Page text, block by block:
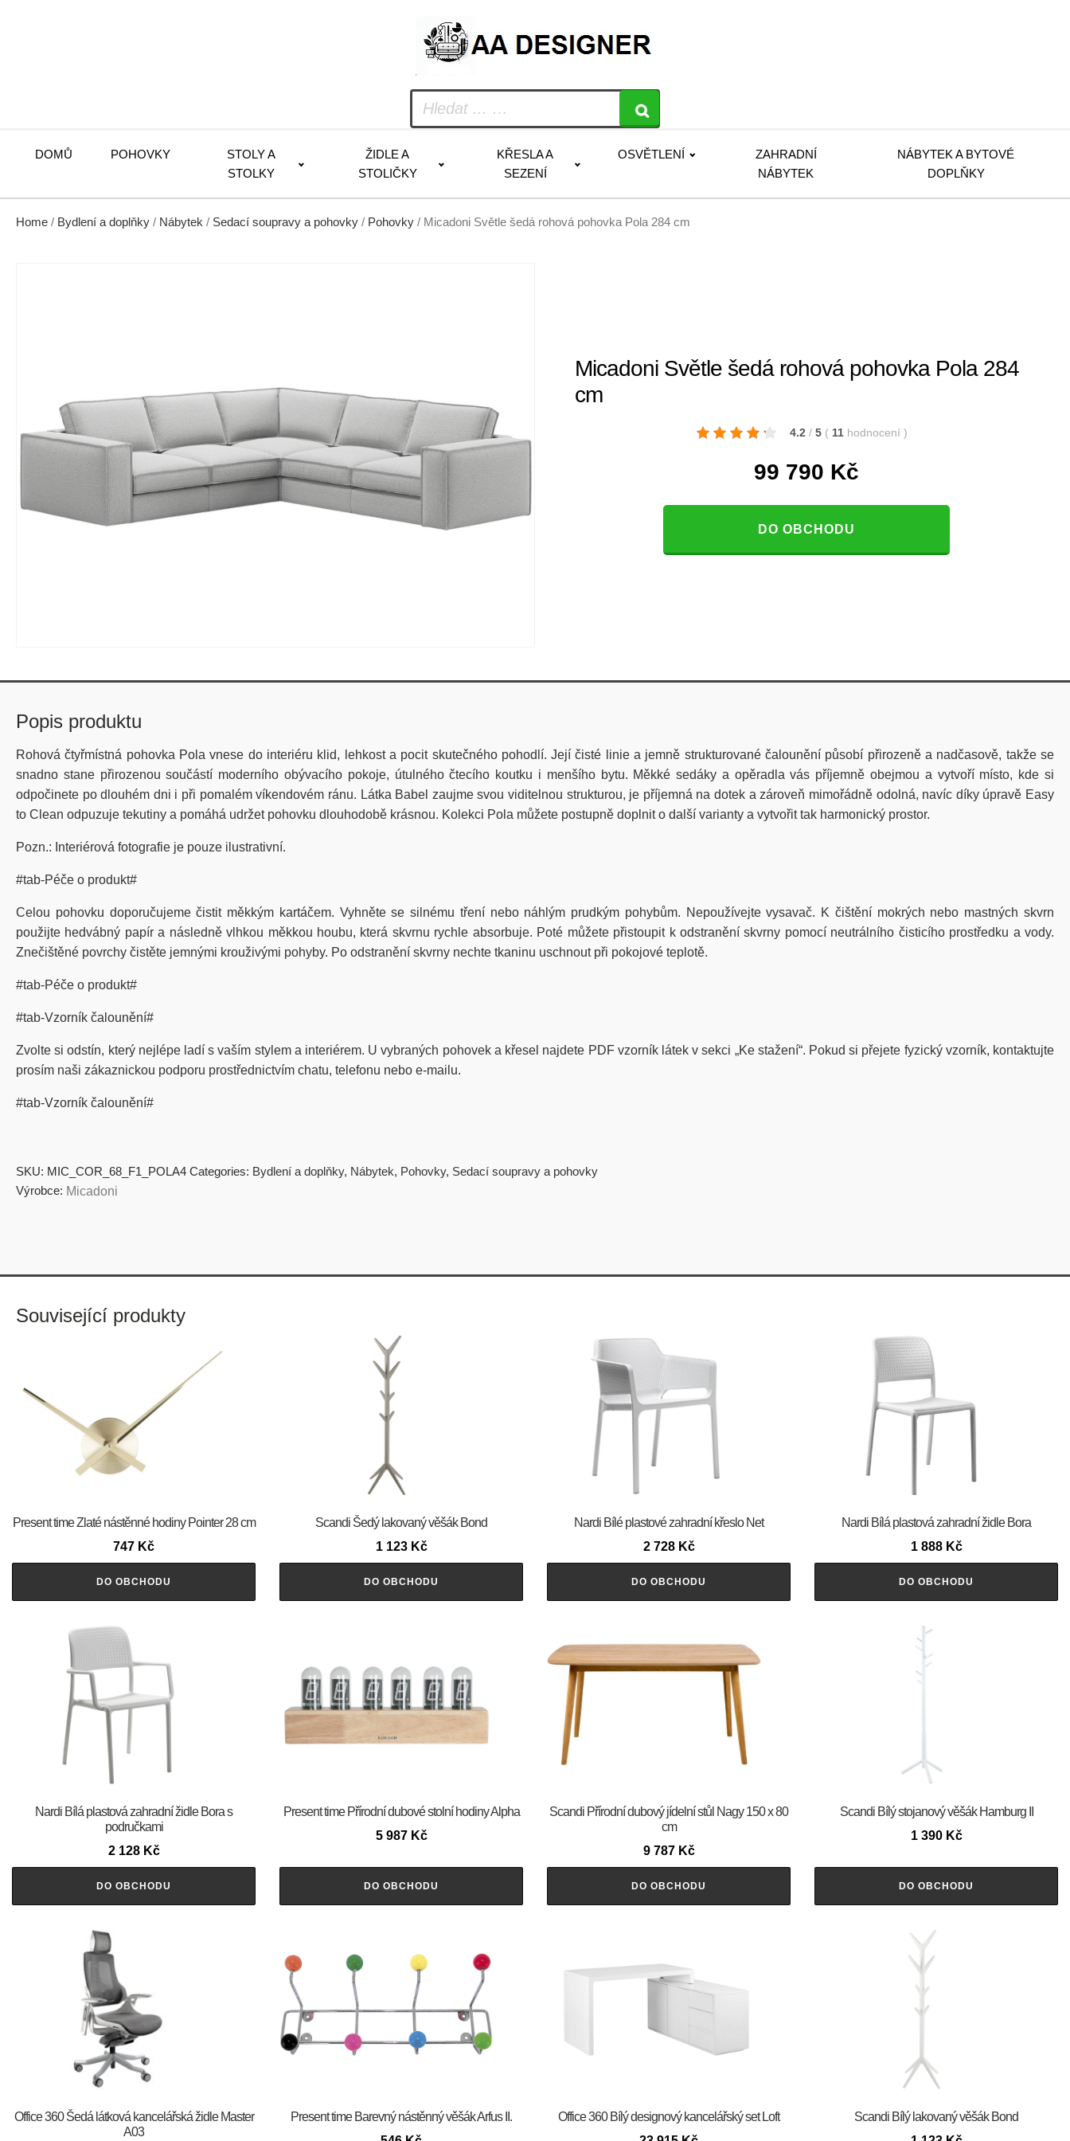
DOMŮ POHOVKY
STOLY A
STOLKY
ŽIDLE A
STOLIČKY
KŘESLA A
SEZENÍ
OSVĚTLENÍ
ZAHRADNÍ
NÁBYTEK
NÁBYTEK A BYTOVÉ
DOPLŇKY
Home / Bydlení a doplňky / Nábytek / Sedací soupravy a pohovky / Pohovky / Micadoni Světle šedá rohová pohovka Pola 284 cm
Micadoni Světle šedá rohová pohovka Pola 284
cm
4.2 / 5 ( 11 hodnocení )
99 790 Kč
DO OBCHODU
Popis produktu
Rohová čtyřmístná pohovka Pola vnese do interiéru klid, lehkost a pocit skutečného pohodlí. Její čisté linie a jemně strukturované čalounění působí přirozeně a nadčasově, takže se
snadno stane přirozenou součástí moderního obývacího pokoje, útulného čtecího koutku i menšího bytu. Měkké sedáky a opěradla vás příjemně obejmou a vytvoří místo, kde si
odpočinete po dlouhém dni i při pomalém víkendovém ránu. Látka Babel zaujme svou viditelnou strukturou, je příjemná na dotek a zároveň mimořádně odolná, navíc díky úpravě Easy
to Clean odpuzuje tekutiny a pomáhá udržet pohovku dlouhodobě krásnou. Kolekci Pola můžete postupně doplnit o další varianty a vytvořit tak harmonický prostor.
Pozn.: Interiérová fotografie je pouze ilustrativní.
#tab-Péče o produkt#
Celou pohovku doporučujeme čistit měkkým kartáčem. Vyhněte se silnému tření nebo náhlým prudkým pohybům. Nepoužívejte vysavač. K čištění mokrých nebo mastných skvrn
použijte hedvábný papír a následně vlhkou měkkou houbu, která skvrnu rychle absorbuje. Poté můžete přistoupit k odstranění skvrny pomocí neutrálního čisticího prostředku a vody.
Znečištěné povrchy čistěte jemnými krouživými pohyby. Po odstranění skvrny nechte tkaninu uschnout při pokojové teplotě.
#tab-Péče o produkt#
#tab-Vzorník čalounění#
Zvolte si odstín, který nejlépe ladí s vaším stylem a interiérem. U vybraných pohovek a křesel najdete PDF vzorník látek v sekci „Ke stažení“. Pokud si přejete fyzický vzorník, kontaktujte
prosím naši zákaznickou podporu prostřednictvím chatu, telefonu nebo e-mailu.
#tab-Vzorník čalounění#
SKU: MIC_COR_68_F1_POLA4 Categories: Bydlení a doplňky, Nábytek, Pohovky, Sedací soupravy a pohovky
Výrobce: Micadoni
Související produkty
Present time Zlaté nástěnné hodiny Pointer 28 cm
747 Kč
DO OBCHODU
Scandi Šedý lakovaný věšák Bond
1 123 Kč
DO OBCHODU
Nardi Bílé plastové zahradní křeslo Net
2 728 Kč
DO OBCHODU
Nardi Bílá plastová zahradní židle Bora
1 888 Kč
DO OBCHODU
Nardi Bílá plastová zahradní židle Bora s
područkami
2 128 Kč
DO OBCHODU
Present time Přírodní dubové stolní hodiny Alpha
5 987 Kč
DO OBCHODU
Scandi Přírodní dubový jídelní stůl Nagy 150 x 80
cm
9 787 Kč
DO OBCHODU
Scandi Bílý stojanový věšák Hamburg II
1 390 Kč
DO OBCHODU
Office 360 Šedá látková kancelářská židle Master
A03
Present time Barevný nástěnný věšák Arfus II.
Office 360 Bílý designový kancelářský set Loft
Scandi Bílý lakovaný věšák Bond